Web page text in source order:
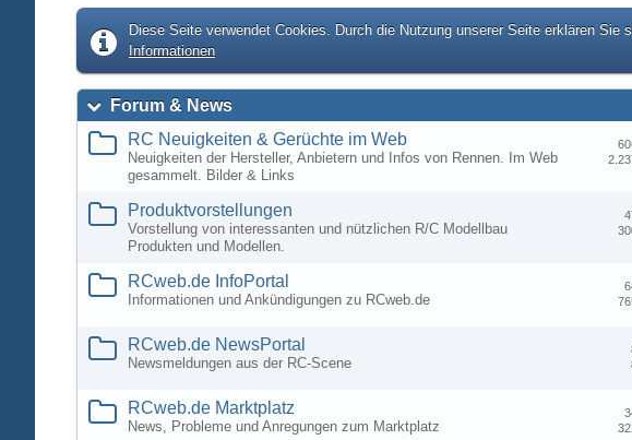
Diese Seite verwendet Cookies. Durch die Nutzung unserer Seite erklären
Informationen
Forum & News
RC Neuigkeiten & Gerüchte im Web
Neuigkeiten der Hersteller, Anbietern und Infos von Rennen. Im Web
gesammelt. Bilder & Links
Produktvorstellungen
Vorstellung von interessanten und nützlichen R/C Modellbau
Produkten und Modellen.
RCweb.de InfoPortal
Informationen und Ankündigungen zu RCweb.de
RCweb.de NewsPortal
Newsmeldungen aus der RC-Scene
RCweb.de Marktplatz
News, Probleme und Anregungen zum Marktplatz